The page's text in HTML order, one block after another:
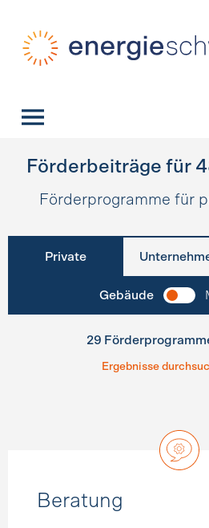
Förderbeiträge für
Förderprogramme für
Private
Gebäude
29
Ergebnisse
Beratung